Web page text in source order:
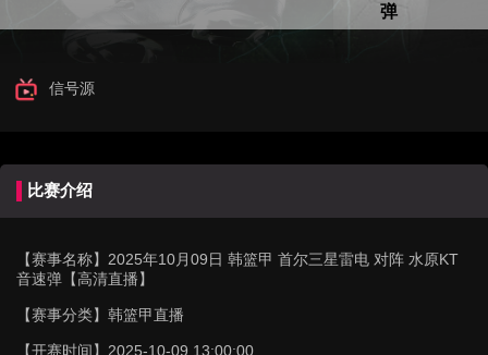
弹
信号源
比赛介绍
【赛事名称】 2025年10月09日 韩篮甲 首尔三星雷电 对阵 水原KT
音速弹【高清直播】
【赛事分类】 韩篮甲直播
【开赛时间】 2025-10-09 13:00:00